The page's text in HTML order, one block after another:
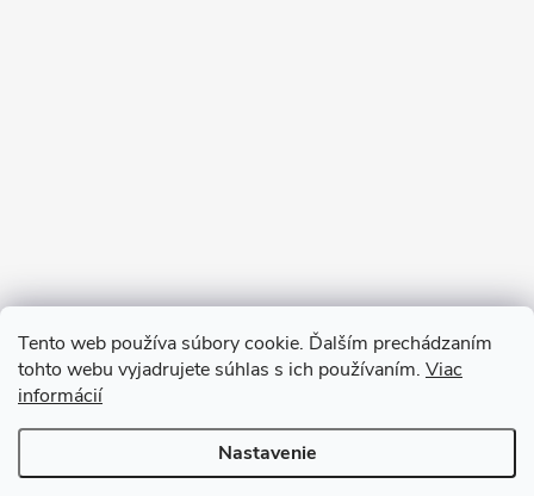
Tento web používa súbory cookie. Ďalším prechádzaním
tohto webu vyjadrujete súhlas s ich používaním. Viac
informácií
Nastavenie
Copyright 2026Ratanea.sk. Všetky práva vyhradené.Upraviť nastavenie